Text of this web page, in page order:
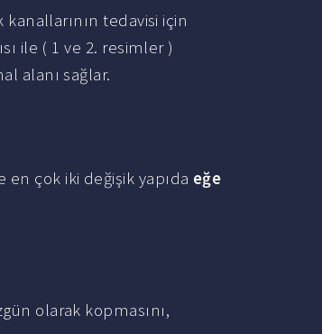
tedavisi için
ile ( 1 ve 2. resimler )
alanı sağlar.
çok iki değişik yapıda eğe
olarak kopmasını,